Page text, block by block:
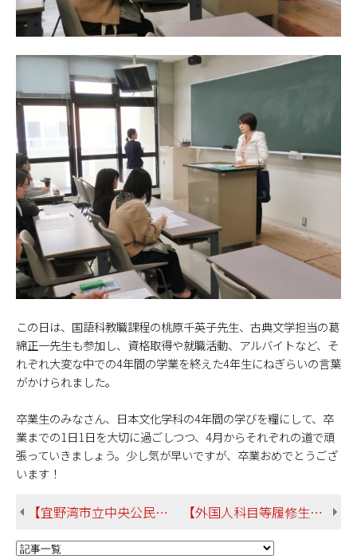
この日は、国語科教職課程の桃原千英子先生、古典文学担当の葛
綿正一先生も参加し、資格取得や就職活動、アルバイトなど、そ
れぞれ大変な中での4年間の学業を終えた4年生にねぎらいの言葉
がかけられました。
卒業生のみなさん、日本文化学科の4年間の学びを糧にして、卒
業までの1日1日を大切に過ごしつつ、4月からそれぞれの道で頑
張っていきましょう。少し気が早いですが、卒業おめでとうござ
います！
【宜野湾市立中央公民館図書室へ「下水道の日」展示の企画書をお届けしました！】 【外国人科目等履修生の修了式＆修了パーティーが行われました！】